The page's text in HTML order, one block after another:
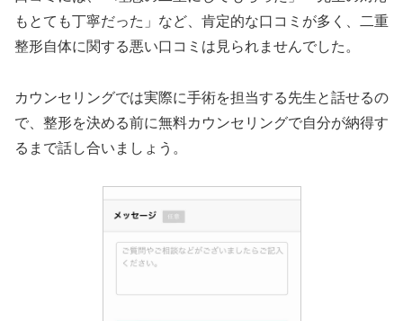
もとても丁寧だった」など、肯定的な口コミが多く、二重
整形自体に関する悪い口コミは見られませんでした。
カウンセリングでは実際に手術を担当する先生と話せるの
で、整形を決める前に無料カウンセリングで自分が納得す
るまで話し合いましょう。